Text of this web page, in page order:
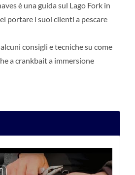
è una guida sul Lago Fork in
portare i suoi clienti a pescare
consigli e tecniche su come
a crankbait a immersione